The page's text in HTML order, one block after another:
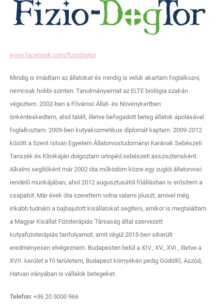
www.facebook.com/fiziodogtor
Mindig is imádtam az állatokat és mindig is velük akartam foglalkozni,
nemcsak hobbi szinten. Tanulmányaimat az ELTE biológia szakán
végeztem. 2002-ben a Fővárosi Állat- és Növénykertben
önkénteskedtem, ahol talált, illetve befogadott beteg állatok ápolásával
foglalkoztam. 2009-ben kutyakozmetikus diplomát kaptam. 2009-2012
között a Szent István Egyetem Állatorvostudományi Karának Sebészeti
Tanszék és Klinikáján dolgoztam ortopéd sebészeti asszisztensként.
Alkalmi segítőként már 2002 óta működöm közre egy zuglói állatorvosi
rendelő munkájában, ahol 2012 augusztusától főállásban is erősítem a
csapatot. Már évek óta szerettem volna valami pluszt, amivel még
inkább tudnám a bajbajutott kisállatokat segíteni, amikor is megtaláltam
a Magyar Kisállat Fizioterápiás Társaság által szervezett
kutyafizioterápiás tanfolyamot, amit végül 2015-ben sikerült
eredményesen elvégeznem. Budapesten belül a XIV., XV., XVI., illetve a
XVII. kerület a fő területem, Budapest környékén pedig Gödöllő, Aszód,
Hatvan irányában is vállalok betegeket.
Telefon: +36 20 5000 966